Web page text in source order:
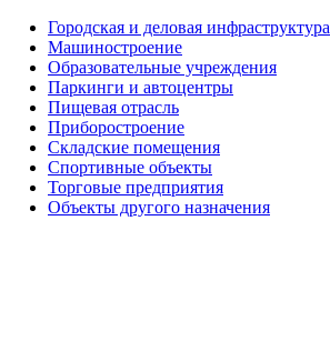
Городская и деловая инфраструктура
Машиностроение
Образовательные учреждения
Паркинги и автоцентры
Пищевая отрасль
Приборостроение
Складские помещения
Спортивные объекты
Торговые предприятия
Объекты другого назначения